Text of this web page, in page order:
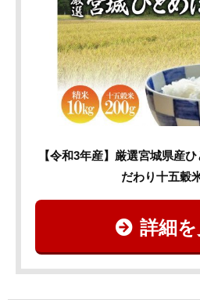
【令和3年産】厳選宮城県産
だわり十五穀
詳細を